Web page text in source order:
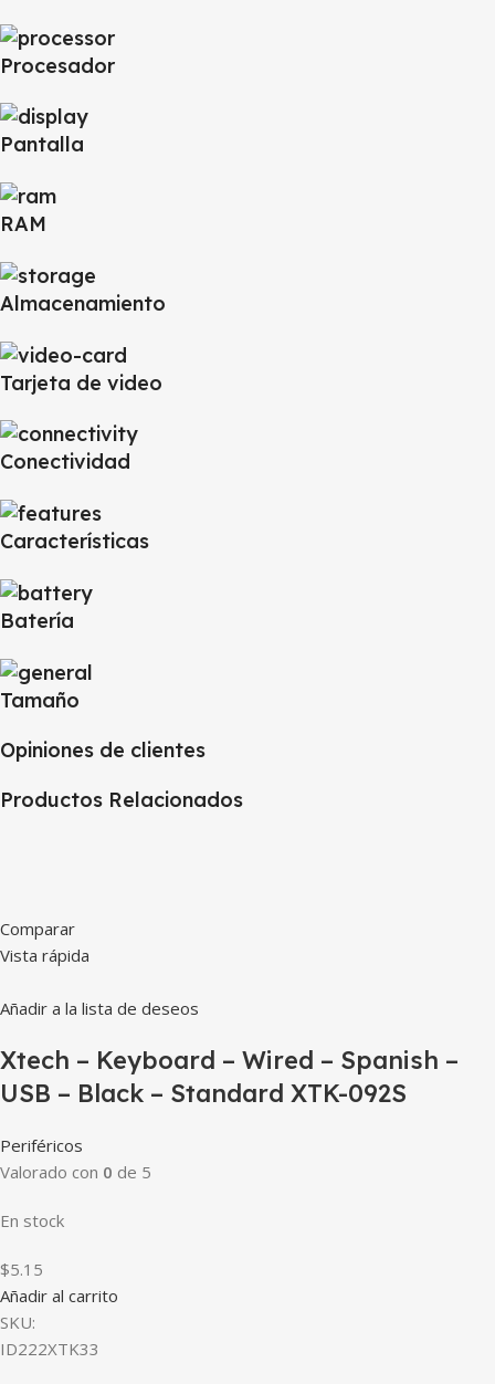
Procesador
Pantalla
RAM
Almacenamiento
Tarjeta de video
Conectividad
Características
Batería
Tamaño
Opiniones de clientes
Productos Relacionados
Comparar
Vista rápida
Añadir a la lista de deseos
Xtech – Keyboard – Wired – Spanish –
USB – Black – Standard XTK-092S
Periféricos
Valorado con 0 de 5
En stock
$5.15
Añadir al carrito
SKU:
ID222XTK33